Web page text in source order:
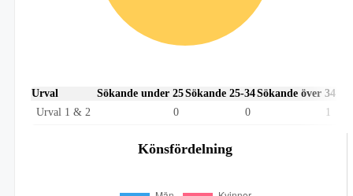
Urval Sökande under 25Sökande 25-34Sökande över 34
Urval 1 & 2
0 0 1
Könsfördelning